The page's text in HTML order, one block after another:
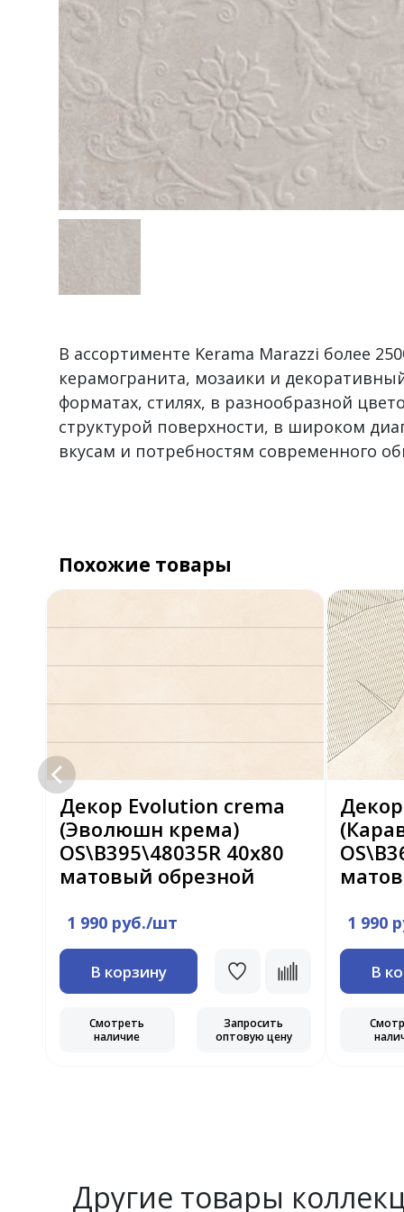
В ассортименте Kerama Marazzi более
керамогранита, мозаики и
форматах, стилях, в разнообразной
структурой поверхности, в широком
вкусам и потребностям современного
Похожие товары
Декор Evolution crema
(Эволюшн крема)
OS\B395\48035R 40x80
матовый обрезной
1 990 руб./шт
В корзину
Смотреть
наличие
Запросить
оптовую цену
1 990
В
Другие товары